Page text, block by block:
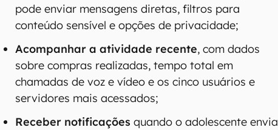
pode enviar mensagens diretas, filtros para
conteúdo sensível e opções de privacidade;
Acompanhar a atividade recente, com dados
sobre compras realizadas, tempo total em
chamadas de voz e vídeo e os cinco usuários e
servidores mais acessados;
Receber notificações quando o adolescente envia